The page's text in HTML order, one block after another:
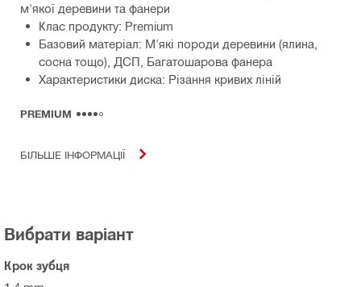
м'якої деревини та фанери
Клас продукту: Premium
Базовий матеріал: М'які породи деревини (ялина,
сосна тощо), ДСП, Багатошарова фанера
Характеристики диска: Різання кривих ліній
PREMIUM
БІЛЬШЕ ІНФОРМАЦІЇ
Вибрати варіант
Крок зубця